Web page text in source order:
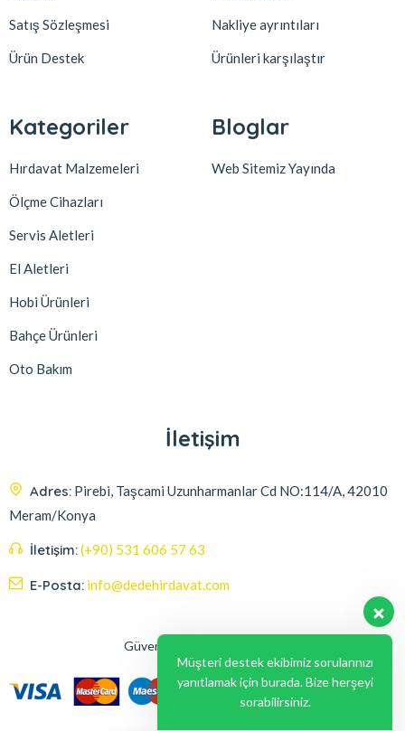
Satış Sözleşmesi
Ürün Destek
Nakliye ayrıntıları
Ürünleri karşılaştır
Kategoriler
Hırdavat Malzemeleri
Ölçme Cihazları
Servis Aletleri
El Aletleri
Hobi Ürünleri
Bahçe Ürünleri
Oto Bakım
Bloglar
Web Sitemiz Yayında
İletişim
Adres: Pirebi, Taşcami Uzunharmanlar Cd NO:114/A, 42010
Meram/Konya
İletişim:(+90) 531 606 57 63
E-Posta: info@dedehirdavat.com
Güvenli Ödeme Seçenekleri
Müşteri destek ekibimiz sorularınızı
yanıtlamak için burada. Bize herşeyi
sorabilirsiniz.